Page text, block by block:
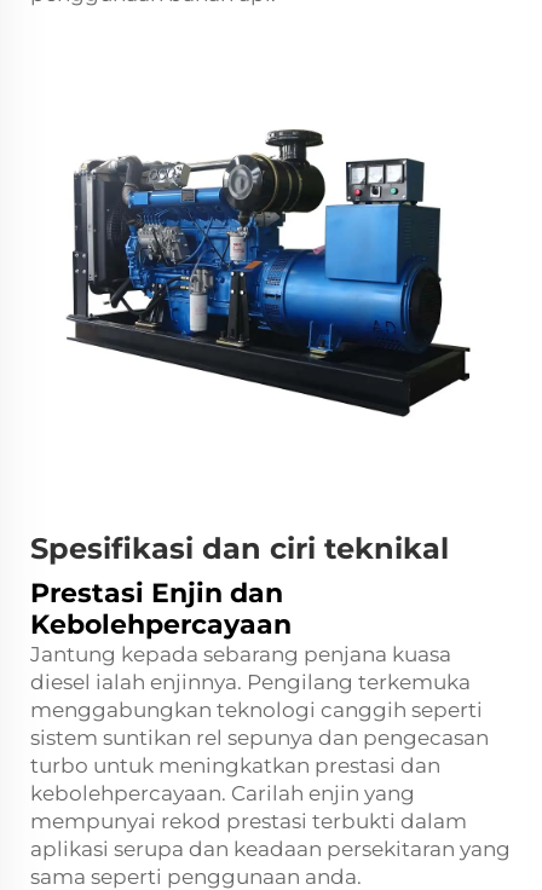
Spesifikasi dan ciri teknikal
Prestasi Enjin dan
Kebolehpercayaan
Jantung kepada sebarang penjana kuasa
diesel ialah enjinnya. Pengilang terkemuka
menggabungkan teknologi canggih seperti
sistem suntikan rel sepunya dan pengecasan
turbo untuk meningkatkan prestasi dan
kebolehpercayaan. Carilah enjin yang
mempunyai rekod prestasi terbukti dalam
aplikasi serupa dan keadaan persekitaran yang
sama seperti penggunaan anda.